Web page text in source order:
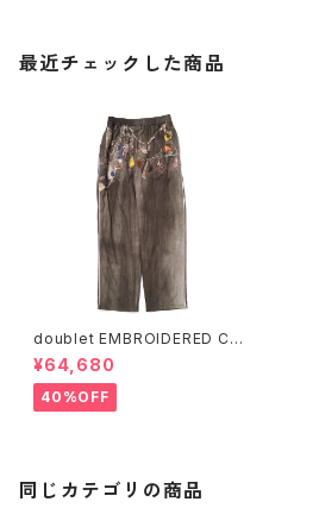
最近チェックした商品
doublet EMBROIDERED CH
AIN TRACK PANTS
¥64,680
40%OFF
同じカテゴリの商品